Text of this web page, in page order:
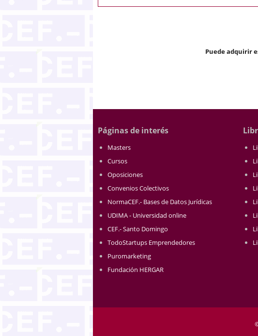
Puede adquirir
Páginas de interés
Masters
Cursos
Oposiciones
Convenios Colectivos
NormaCEF.- Bases de Datos Jurídicas
UDIMA - Universidad online
CEF.- Santo Domingo
TodoStartups Emprendedores
Puromarketing
Fundación HERGAR